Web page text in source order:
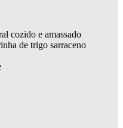
cozido e amassado
de trigo sarraceno